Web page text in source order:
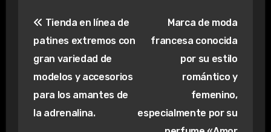
de
entradas
Tienda en línea de
patines extremos con
gran variedad de
modelos y accesorios
para los amantes de
la adrenalina.
Marca de moda
francesa conocida
por su estilo
romántico y
femenino,
especialmente por su